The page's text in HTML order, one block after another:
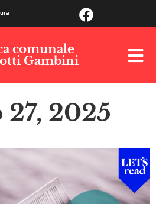
comunale
Gambini
2025